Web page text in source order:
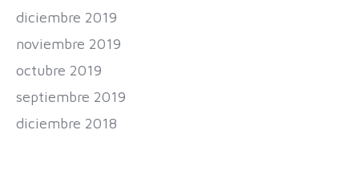
diciembre 2019
noviembre 2019
octubre 2019
septiembre 2019
diciembre 2018